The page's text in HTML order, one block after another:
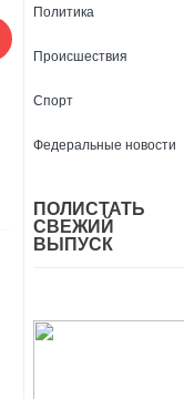
Политика
Происшествия
Спорт
Федеральные новости
ПОЛИСТАТЬ
СВЕЖИЙ
ВЫПУСК